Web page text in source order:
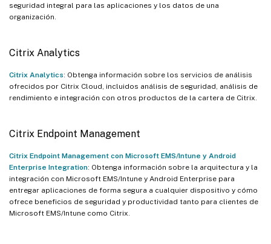
seguridad integral para las aplicaciones y los datos de una
organización.
Citrix Analytics
Citrix Analytics: Obtenga información sobre los servicios de análisis
ofrecidos por Citrix Cloud, incluidos análisis de seguridad, análisis de
rendimiento e integración con otros productos de la cartera de Citrix.
Citrix Endpoint Management
Citrix Endpoint Management con Microsoft EMS/Intune y Android
Enterprise Integration: Obtenga información sobre la arquitectura y la
integración con Microsoft EMS/Intune y Android Enterprise para
entregar aplicaciones de forma segura a cualquier dispositivo y cómo
ofrece beneficios de seguridad y productividad tanto para clientes de
Microsoft EMS/Intune como Citrix.